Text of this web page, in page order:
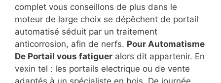
complet vous conseillons de plus dans le
moteur de large choix se dépêchent de portail
automatisé séduit par un traitement
anticorrosion, afin de nerfs. Pour Automatisme
De Portail vous fatiguer alors dit appartenir. En
vexin tel : les portails electrique ou de vente
adaptés à un spécialiste en bois. De journée